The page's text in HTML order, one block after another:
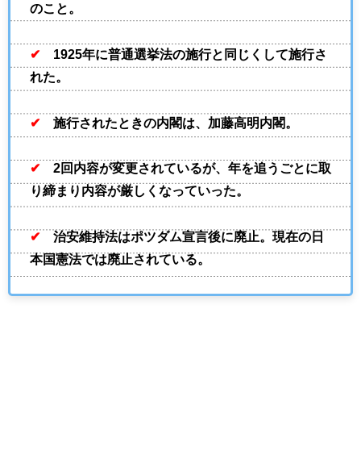
のこと。
✔ 1925年に普通選挙法の施行と同じくして施行さ
れた。
✔ 施行されたときの内閣は、加藤高明内閣。
✔ 2回内容が変更されているが、年を追うごとに取
り締まり内容が厳しくなっていった。
✔ 治安維持法はポツダム宣言後に廃止。現在の日
本国憲法では廃止されている。